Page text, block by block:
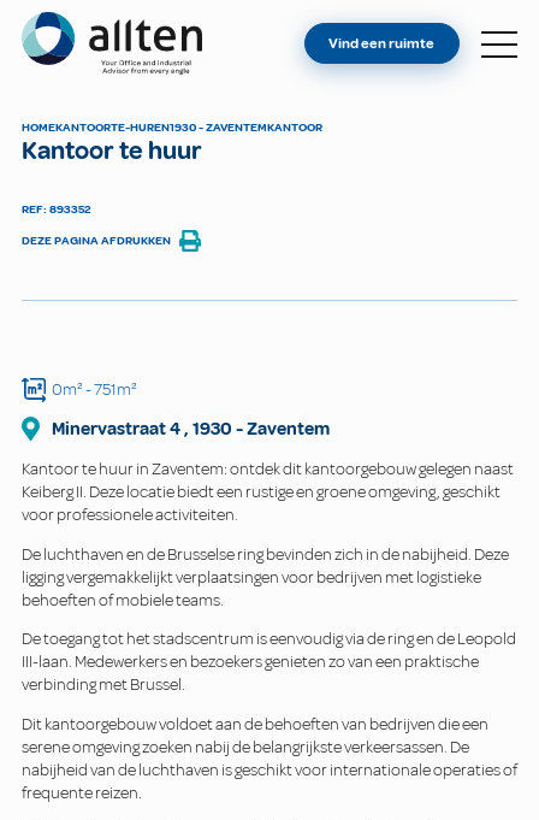
Allten
VIND EEN RUIMTE
Vind een ruimte
HOMEKANTOORTE-HUREN1930 - ZAVENTEMKANTOOR
Kantoor te huur
REF: 893352
DEZE PAGINA AFDRUKKEN
0m²- 751m²
Minervastraat4, 1930 -Zaventem
Kantoor te huur in Zaventem: ontdek dit kantoorgebouw gelegen naast
Keiberg II. Deze locatie biedt een rustige en groene omgeving, geschikt
voor professionele activiteiten.
De luchthaven en de Brusselse ring bevinden zich in de nabijheid. Deze
ligging vergemakkelijkt verplaatsingen voor bedrijven met logistieke
behoeften of mobiele teams.
De toegang tot het stadscentrum is eenvoudig via de ring en de Leopold
III-laan. Medewerkers en bezoekers genieten zo van een praktische
verbinding met Brussel.
Dit kantoorgebouw voldoet aan de behoeften van bedrijven die een
serene omgeving zoeken nabij de belangrijkste verkeersassen. De
nabijheid van de luchthaven is geschikt voor internationale operaties of
frequente reizen.